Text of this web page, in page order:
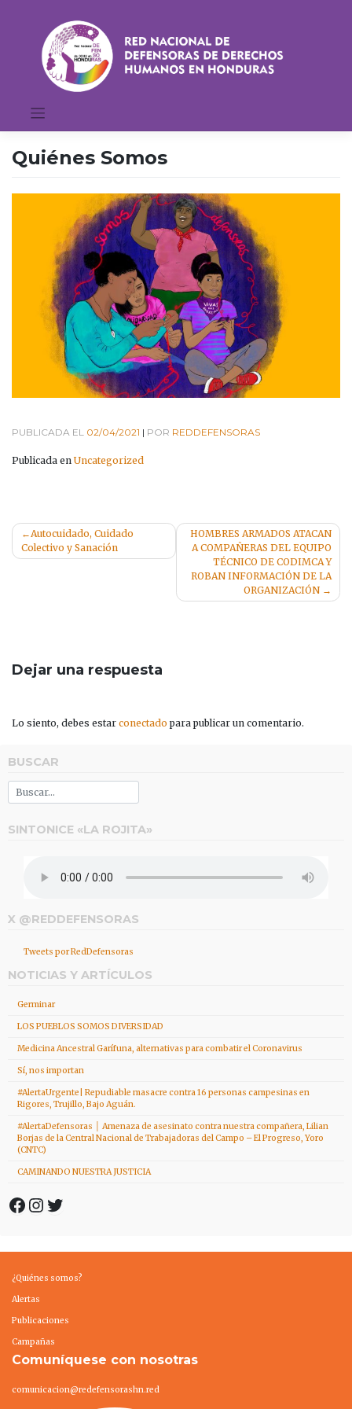
Quiénes Somos
PUBLICADA EL 02/04/2021 | POR REDDEFENSORAS
Publicada en Uncategorized
Navegación
de
Autocuidado, Cuidado
Colectivo y Sanación
HOMBRES ARMADOS ATACAN
A COMPAÑERAS DEL EQUIPO
TÉCNICO DE CODIMCA Y
ROBAN INFORMACIÓN DE LA
ORGANIZACIÓN
Dejar una respuesta
Lo siento, debes estar conectado para publicar un comentario.
BUSCAR
SINTONICE «LA ROJITA»
X @REDDEFENSORAS
Tweets por RedDefensoras
NOTICIAS Y ARTÍCULOS
Germinar
LOS PUEBLOS SOMOS DIVERSIDAD
Medicina Ancestral Garífuna, alternativas para combatir el Coronavirus
Sí, nos importan
#AlertaUrgente| Repudiable masacre contra 16 personas campesinas en
Rigores, Trujillo, Bajo Aguán.
#AlertaDefensoras │ Amenaza de asesinato contra nuestra compañera, Lilian
Borjas de la Central Nacional de Trabajadoras del Campo – El Progreso, Yoro
(CNTC)
CAMINANDO NUESTRA JUSTICIA
Facebook
Instagram
Twitter
¿Quiénes somos?
Alertas
Publicaciones
Campañas
Comuníquese con nosotras
comunicacion@redefensorashn.red